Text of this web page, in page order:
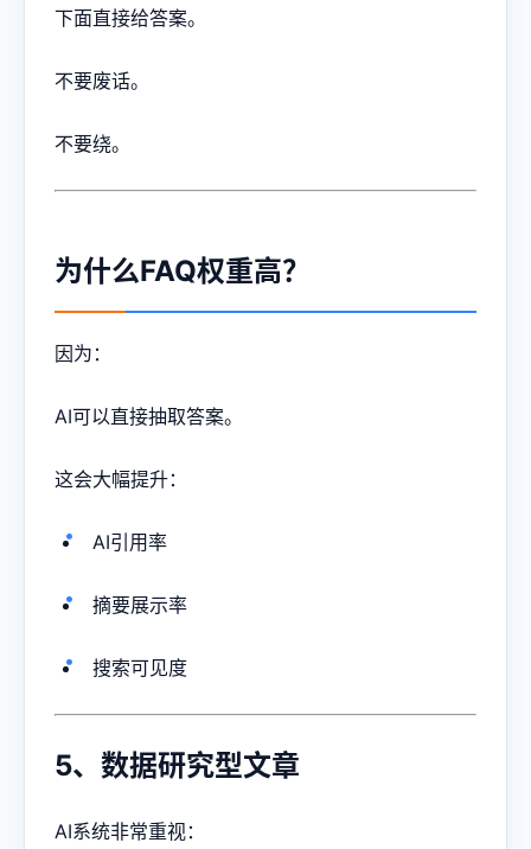
下面直接给答案。
不要废话。
不要绕。
为什么FAQ权重高？
因为：
AI可以直接抽取答案。
这会大幅提升：
AI引用率
摘要展示率
搜索可见度
5、数据研究型文章
AI系统非常重视：